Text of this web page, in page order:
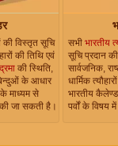
की विस्तृत सूचि
की तिथि एवं
की स्थिति,
के आधार
माध्यम से
की जा सकती है।
सभी भारतीय
सूचि प्रदान
सार्वजनिक,
धार्मिक
भारतीय
पर्वों के विषय